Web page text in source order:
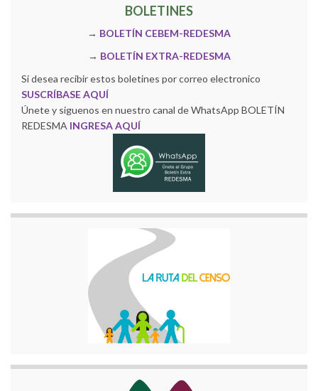
BOLETINES
→ BOLETÍN CEBEM-REDESMA
→ BOLETÍN EXTRA-REDESMA
Si desea recibir estos boletines por correo electronico
SUSCRÍBASE AQUÍ
Únete y siguenos en nuestro canal de WhatsApp BOLETÍN
REDESMA INGRESA AQUÍ